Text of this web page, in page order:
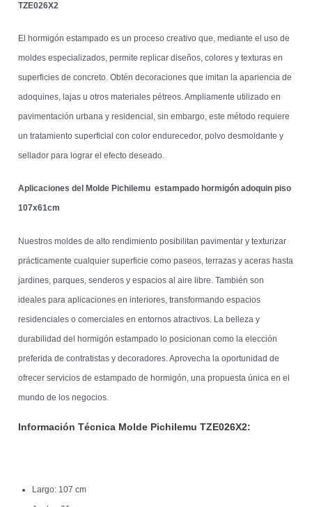
TZE026X2
El hormigón estampado es un proceso creativo que, mediante el uso de
moldes especializados, permite replicar diseños, colores y texturas en
superficies de concreto. Obtén decoraciones que imitan la apariencia de
adoquines, lajas u otros materiales pétreos. Ampliamente utilizado en
pavimentación urbana y residencial, sin embargo, este método requiere
un tratamiento superficial con color endurecedor, polvo desmoldante y
sellador para lograr el efecto deseado.
Aplicaciones del Molde Pichilemu estampado hormigón adoquin piso
107x61cm
Nuestros moldes de alto rendimiento posibilitan pavimentar y texturizar
prácticamente cualquier superficie como paseos, terrazas y aceras hasta
jardines, parques, senderos y espacios al aire libre. También son
ideales para aplicaciones en interiores, transformando espacios
residenciales o comerciales en entornos atractivos. La belleza y
durabilidad del hormigón estampado lo posicionan como la elección
preferida de contratistas y decoradores. Aprovecha la oportunidad de
ofrecer servicios de estampado de hormigón, una propuesta única en el
mundo de los negocios.
Información Técnica Molde PichilemuTZE026X2:
Largo: 107 cm